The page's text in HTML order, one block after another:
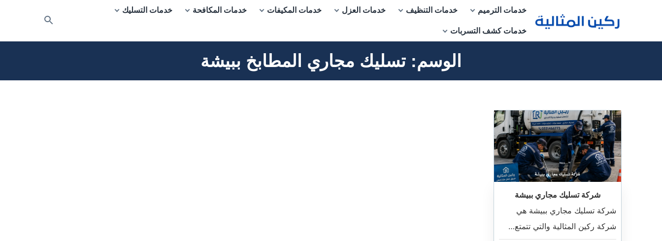
المحتوى
خدمات الترميم خدمات التنظيف خدمات العزل خدمات المكيفات خدمات المكافحة خدمات التسليك
خدمات كشف التسربات
الوسم: تسليك مجاري المطابخ ببيشة
شركة تسليك مجاري ببيشة
شركة تسليك مجاري ببيشة هي
شركة ركين المثالية والتي تتمتع…